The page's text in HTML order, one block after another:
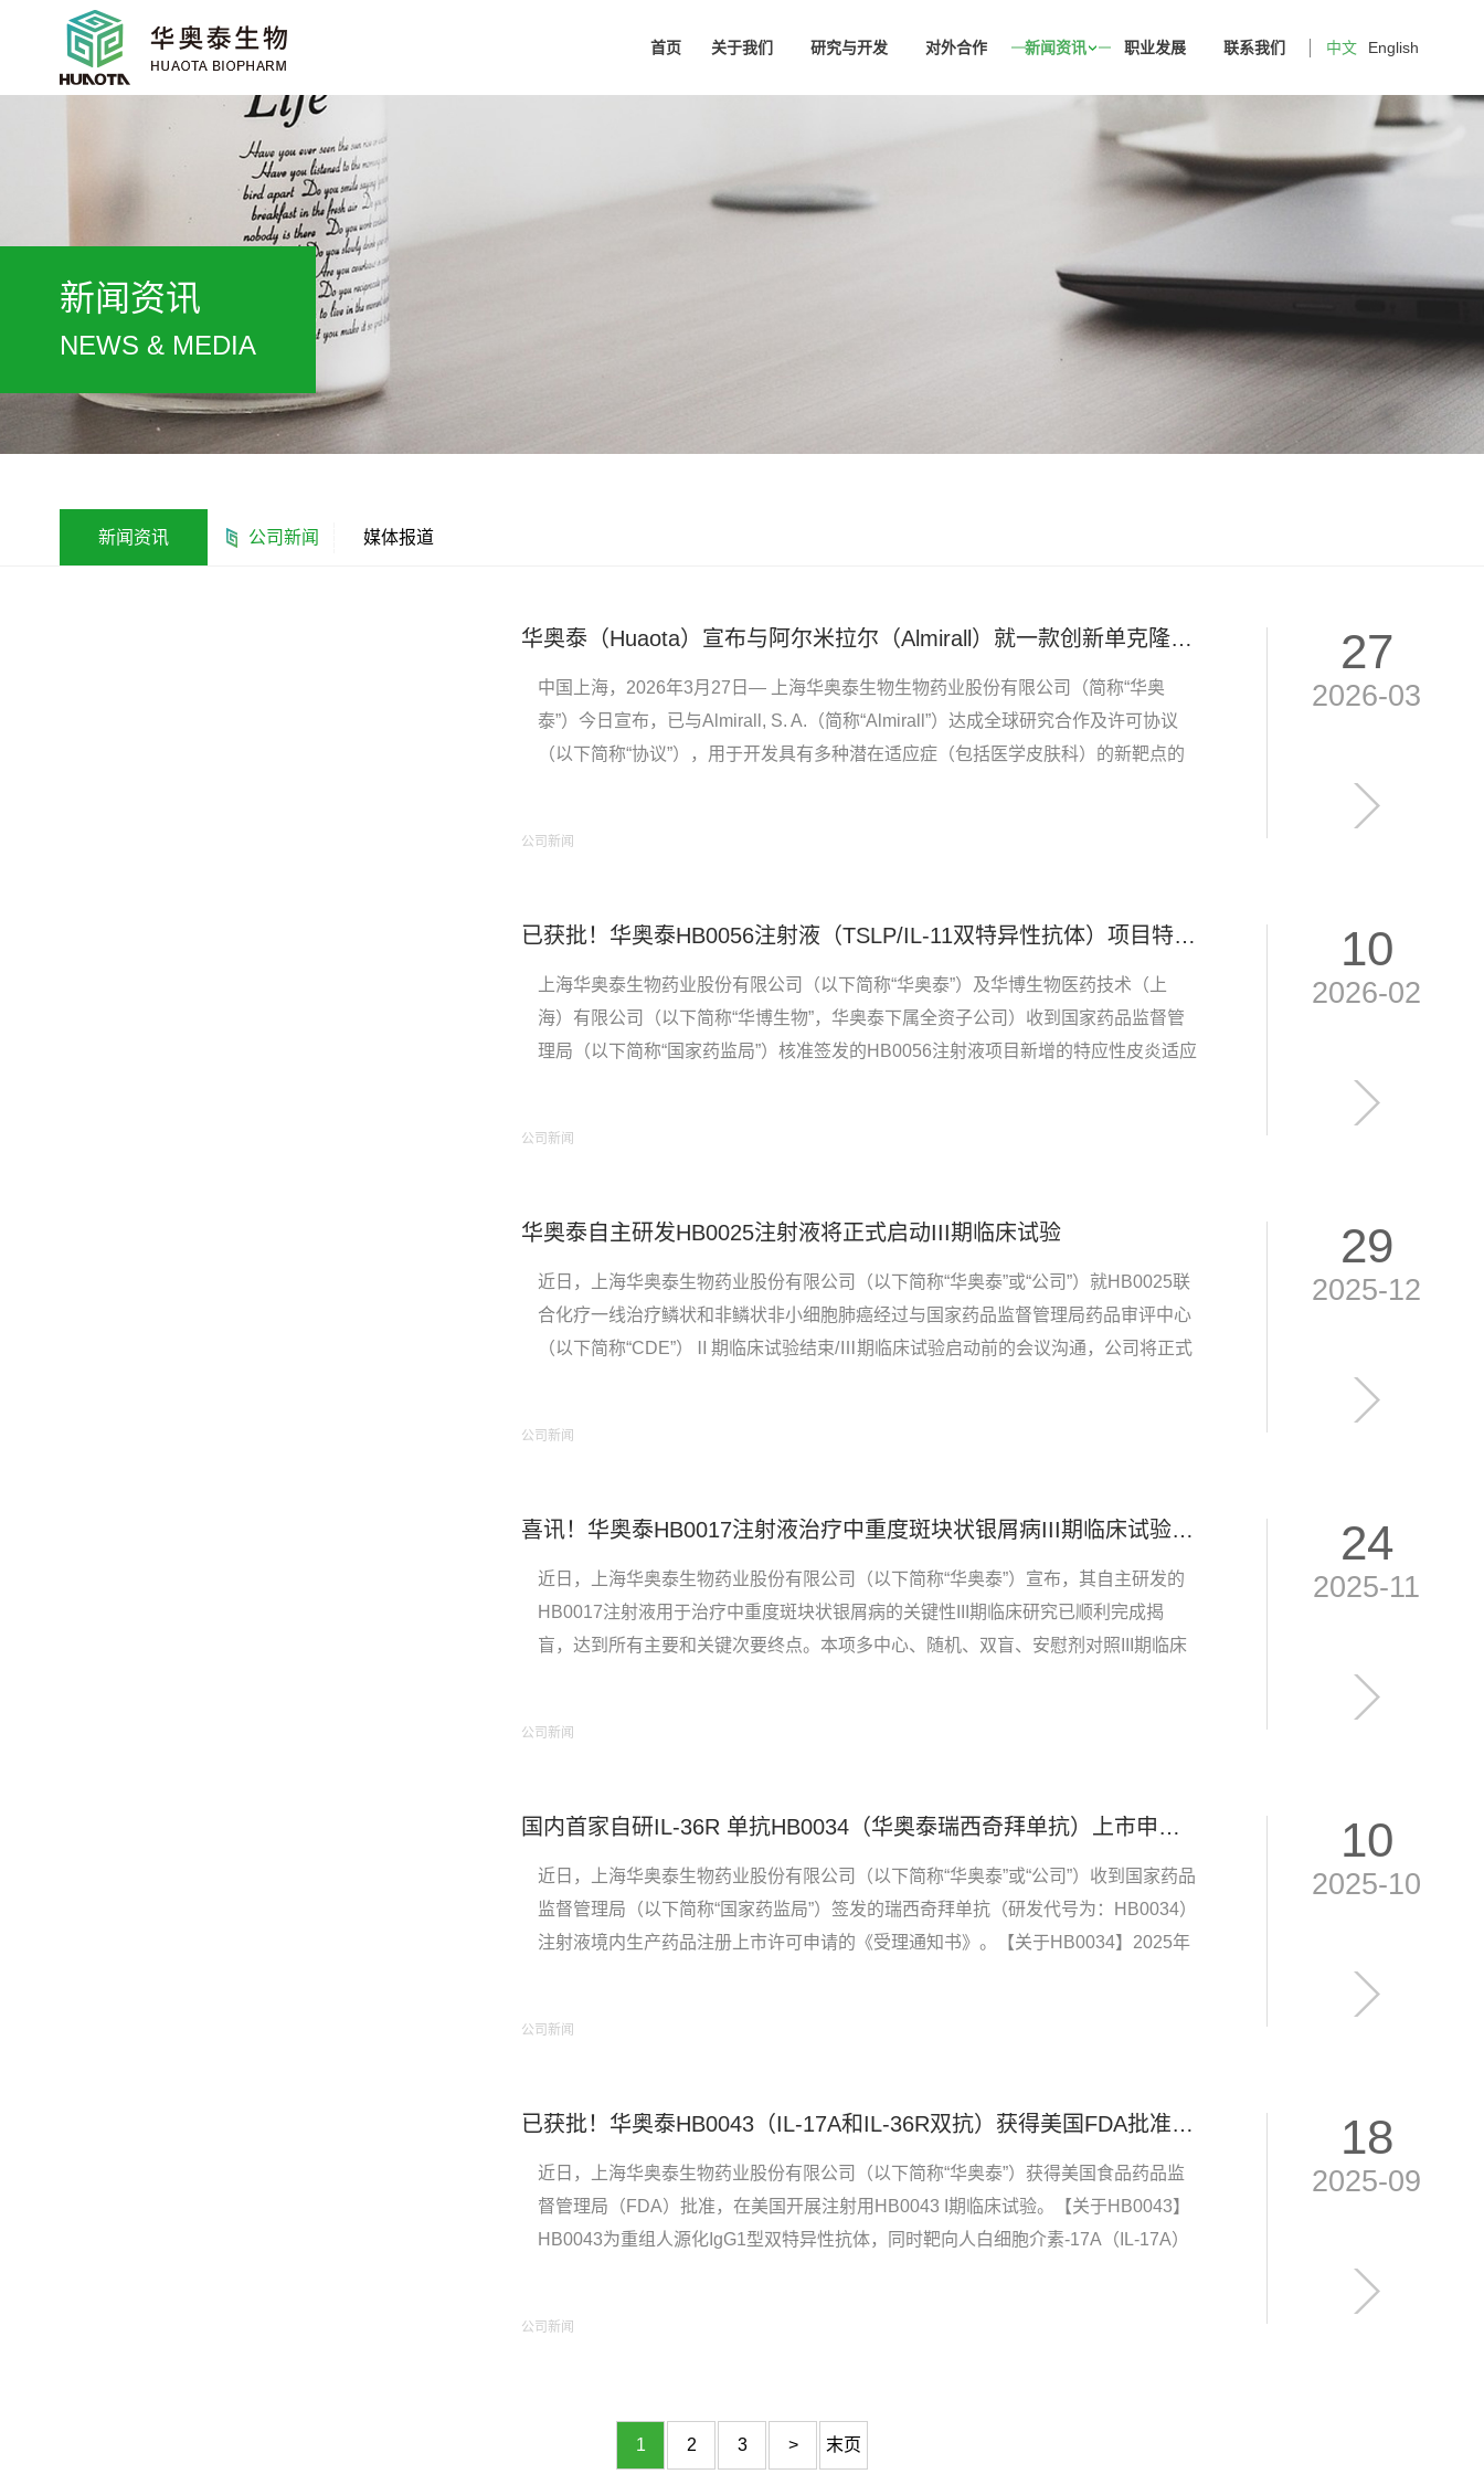
中文 English
首页 关于我们 研究与开发 对外合作 新闻资讯 职业发展 联系我们
新闻资讯
NEWS & MEDIA
新闻资讯 公司新闻 媒体报道
27
2026-03
华奥泰（Huaota）宣布与阿尔米拉尔（Almirall）就一款创新单克隆抗体在医学皮肤科领域的研发达成全球合作及许可协议
中国上海，2026年3月27日— 上海华奥泰生物生物药业股份有限公司（简称“华奥
泰”）今日宣布，已与Almirall, S. A.（简称“Almirall”）达成全球研究合作及许可协议
（以下简称“协议”），用于开发具有多种潜在适应症（包括医学皮肤科）的新靶点的
公司新闻
10
2026-02
已获批！华奥泰HB0056注射液（TSLP/IL-11双特异性抗体）项目特应性皮炎适应症获得药物临床试验许可
上海华奥泰生物药业股份有限公司（以下简称“华奥泰”）及华博生物医药技术（上
海）有限公司（以下简称“华博生物”，华奥泰下属全资子公司）收到国家药品监督管
理局（以下简称“国家药监局”）核准签发的HB0056注射液项目新增的特应性皮炎适应
公司新闻
29
2025-12
华奥泰自主研发HB0025注射液将正式启动III期临床试验
近日，上海华奥泰生物药业股份有限公司（以下简称“华奥泰”或“公司”）就HB0025联
合化疗一线治疗鳞状和非鳞状非小细胞肺癌经过与国家药品监督管理局药品审评中心
（以下简称“CDE”）Ⅱ期临床试验结束/Ⅲ期临床试验启动前的会议沟通，公司将正式
公司新闻
24
2025-11
喜讯！华奥泰HB0017注射液治疗中重度斑块状银屑病III期临床试验达到所有主要、关键次要疗效终点
近日，上海华奥泰生物药业股份有限公司（以下简称“华奥泰”）宣布，其自主研发的
HB0017注射液用于治疗中重度斑块状银屑病的关键性III期临床研究已顺利完成揭
盲，达到所有主要和关键次要终点。本项多中心、随机、双盲、安慰剂对照III期临床
公司新闻
10
2025-10
国内首家自研IL-36R 单抗HB0034（华奥泰瑞西奇拜单抗）上市申请获受理，剑指泛发性脓疱型银屑病！
近日，上海华奥泰生物药业股份有限公司（以下简称“华奥泰”或“公司”）收到国家药品
监督管理局（以下简称“国家药监局”）签发的瑞西奇拜单抗（研发代号为：HB0034）
注射液境内生产药品注册上市许可申请的《受理通知书》。【关于HB0034】2025年
公司新闻
18
2025-09
已获批！华奥泰HB0043（IL-17A和IL-36R双抗）获得美国FDA批准开展I期临床试验
近日，上海华奥泰生物药业股份有限公司（以下简称“华奥泰”）获得美国食品药品监
督管理局（FDA）批准，在美国开展注射用HB0043 I期临床试验。【关于HB0043】
HB0043为重组人源化IgG1型双特异性抗体，同时靶向人白细胞介素-17A（IL-17A）
公司新闻
1 2 3 > 末页